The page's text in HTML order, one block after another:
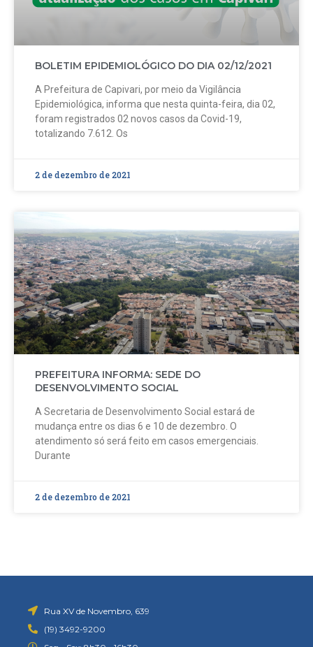
BOLETIM EPIDEMIOLÓGICO DO DIA 02/12/2021
A Prefeitura de Capivari, por meio da Vigilância
Epidemiológica, informa que nesta quinta-feira, dia 02,
foram registrados 02 novos casos da Covid-19,
totalizando 7.612. Os
2 de dezembro de 2021
PREFEITURA INFORMA: SEDE DO
DESENVOLVIMENTO SOCIAL
A Secretaria de Desenvolvimento Social estará de
mudança entre os dias 6 e 10 de dezembro. O
atendimento só será feito em casos emergenciais.
Durante
2 de dezembro de 2021
Rua XV de Novembro, 639
(19) 3492-9200